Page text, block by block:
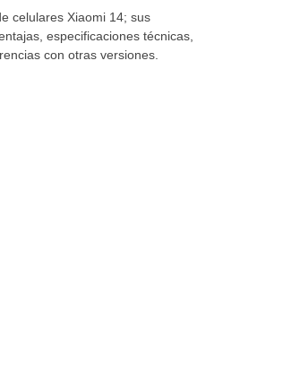
celulares Xiaomi 14; sus
especificaciones técnicas,
con otras versiones.